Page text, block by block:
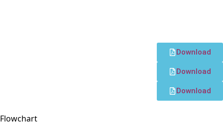
Download
Download
Download
Flowchart